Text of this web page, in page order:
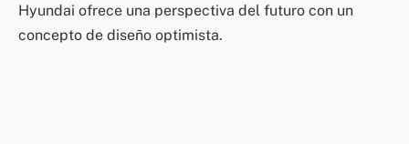
Hyundai ofrece una perspectiva del futuro con un
concepto de diseño optimista.